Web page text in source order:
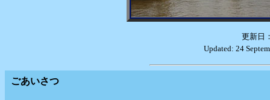
更新日
Updated: 24
ごあいさつ